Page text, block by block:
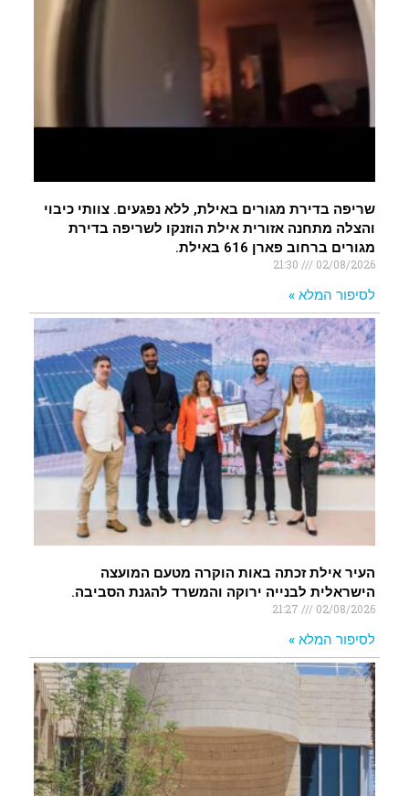
שריפה בדירת מגורים באילת, ללא נפגעים. צוותי כיבוי
והצלה מתחנה אזורית אילת הוזנקו לשריפה בדירת
מגורים ברחוב פארן 616 באילת.
02/08/2026
לסיפור המלא »
העיר אילת זכתה באות הוקרה מטעם המועצה
הישראלית לבנייה ירוקה והמשרד להגנת הסביבה.
02/08/2026
לסיפור המלא »